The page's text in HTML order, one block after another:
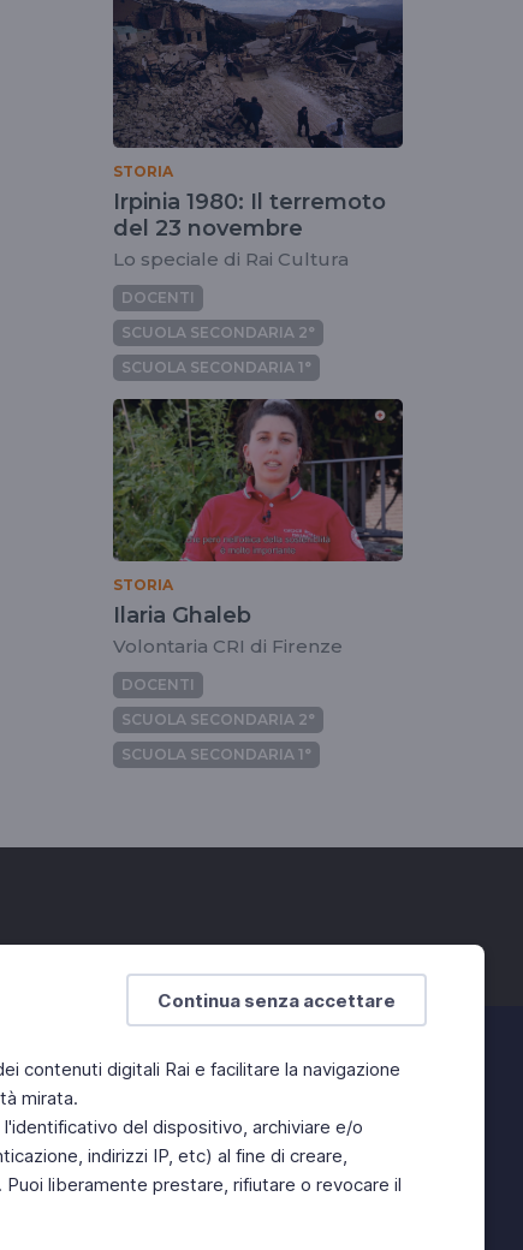
Continua senza accettare
contenuti digitali Rai e facilitare la navigazione
mirata.
del dispositivo, archiviare e/o
indirizzi IP, etc) al fine di creare,
liberamente prestare, rifiutare o revocare il
STORIA
Irpinia 1980: Il terremoto
del 23 novembre
Lo speciale di Rai Cultura
DOCENTI
SCUOLA SECONDARIA 2°
SCUOLA SECONDARIA 1°
STORIA
Ilaria Ghaleb
Volontaria CRI di Firenze
DOCENTI
SCUOLA SECONDARIA 2°
SCUOLA SECONDARIA 1°